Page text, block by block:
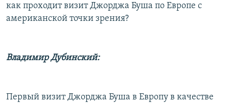
как проходит визит Джорджа Буша по Европе с
американской точки зрения?
Владимир Дубинский:
Первый визит Джорджа Буша в Европу в качестве